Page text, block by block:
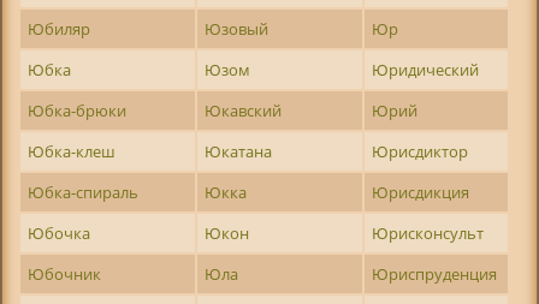
Юбиляр
Юзовый
Юр
Юбка
Юзом
Юридический
Юбка-брюки
Юкавский
Юрий
Юбка-клеш
Юкатана
Юрисдиктор
Юбка-спираль
Юкка
Юрисдикция
Юбочка
Юкон
Юрисконсульт
Юбочник
Юла
Юриспруденция